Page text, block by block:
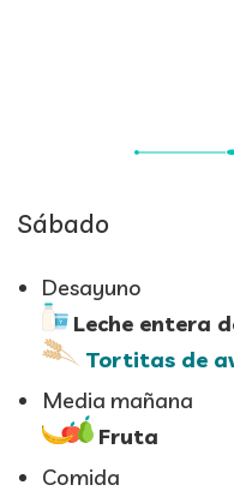
Sábado
Desayuno
Leche entera
Tortitas de
Media mañana
Fruta
Comida